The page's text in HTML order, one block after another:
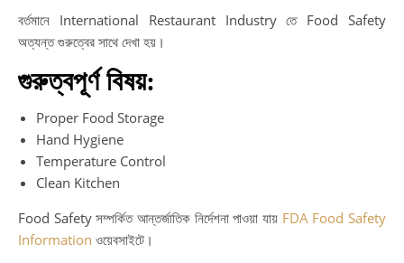
বর্তমানে International Restaurant Industry তে Food Safety
অত্যন্ত গুরুত্বের সাথে দেখা হয়।
গুরুত্বপূর্ণ বিষয়:
Proper Food Storage
Hand Hygiene
Temperature Control
Clean Kitchen
Food Safety সম্পর্কিত আন্তর্জাতিক নির্দেশনা পাওয়া যায় FDA Food Safety
Information ওয়েবসাইটে।